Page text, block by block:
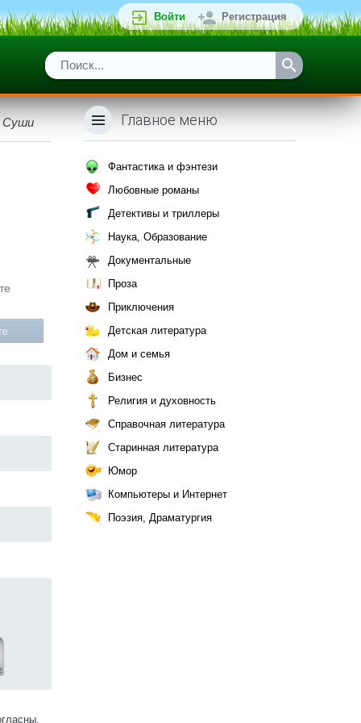
Войти Регистрация
Суши Главное меню
Фантастика и фэнтези
Любовные романы
Детективы и триллеры
Наука, Образование
Документальные
Проза
Приключения
Детская литература
Дом и семья
Бизнес
Религия и духовность
Справочная литература
Старинная литература
Юмор
Компьютеры и Интернет
Поэзия, Драматургия